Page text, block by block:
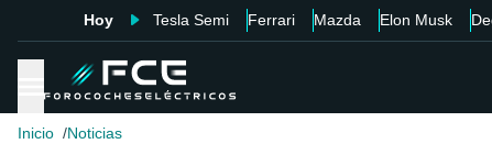
Hoy Tesla Semi Ferrari Mazda Elon Musk
Inicio Noticias